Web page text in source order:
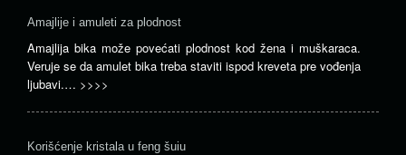
Amajlije i amuleti za plodnost
Amajlija bika može povećati plodnost kod žena i muškaraca.
Veruje se da amulet bika treba staviti ispod kreveta pre vođenja
ljubavi.… >>>>
Korišćenje kristala u feng šuiu